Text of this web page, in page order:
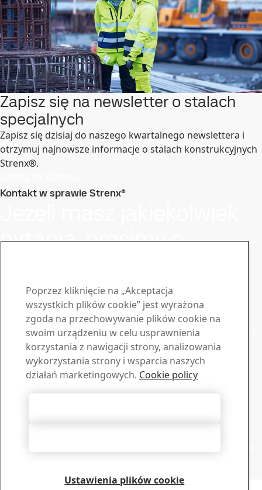
Zapisz się na newsletter o stalach
specjalnych
Zapisz się dzisiaj do naszego kwartalnego newslettera i
otrzymuj najnowsze informacje o stalach konstrukcyjnych
Strenx®.
Kontakt w sprawie Strenx®
pytania, prosimy o
Bądź na bieżąco z biuletynem
Strenx®
Zapisz się do naszego newslettera, aby otrzymywać
najnowsze wiadomości z branży, aktualizacje produktów i
inspirujące historie
Zapisz się tutaj
Sprzedaż
Skontaktuj się z nami, jeśli potrzebujesz informacji lub
Wsparcie techniczne
Copyright 2026
Poprzez kliknięcie na „Akceptacja
wszystkich plików cookie” jest wyrażona
zgoda na przechowywanie plików cookie na
swoim urządzeniu w celu usprawnienia
korzystania z nawigacji strony, analizowania
wykorzystania strony i wsparcia naszych
działań marketingowych. Cookie policy
Ustawienia plików cookie